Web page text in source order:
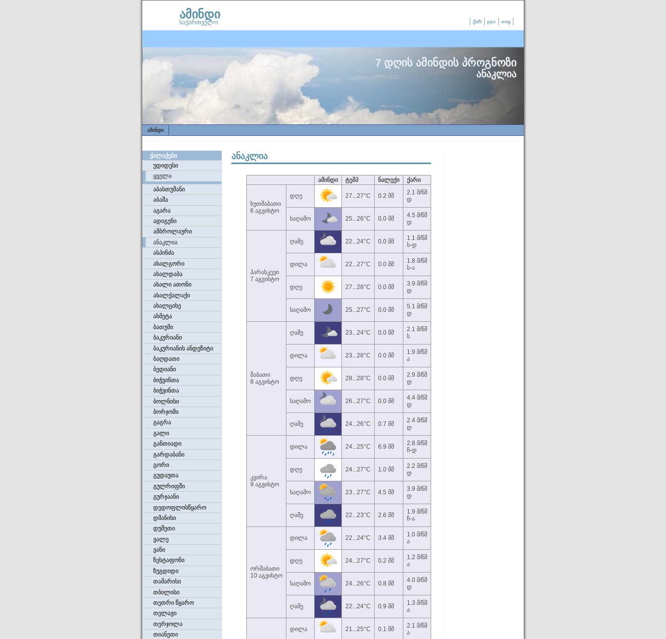
ქარ рус eng
ამინდი
საქართველო
7 დღის ამინდის პროგნოზი
ანაკლია
ᲐᲛᲘᲜᲓᲘ
ᲥᲐᲚᲐᲥᲔᲑᲘ
უდიდესი
ყველა
აბასთუმანი
აბაშა
აგარა
ადიგენი
ამბროლაური
ანაკლია
ასპინძა
ახალგორი
ახალდაბა
ახალი ათონი
ახალქალაქი
ახალციხე
ახმეტა
ბათუმი
ბაკურიანი
ბაკურიანის ანდეზიტი
ბაღდათი
ბედიანი
ბიჭვინთა
ბიჭვინთა
ბოლნისი
ბორჯომი
გაგრა
გალი
განთიადი
გარდაბანი
გორი
გუდაუთა
გულრიფში
გურჯაანი
დედოფლისწყარო
დმანისი
დუშეთი
ვალე
ვანი
ზესტაფონი
ზუგდიდი
თამარისი
თბილისი
თეთრი წყარო
თელავი
თერჯოლა
თიანეთი
ანაკლია
ამინდი ტემპ ნალექი ქარი
ხუთშაბათი
6 აგვისტო
დღე 27...27°C 0.2 მმ
2.1 მ/წმ
დ
საღამო 25...26°C 0.0 მმ
4.5 მ/წმ
დ
პარასკევი
7 აგვისტო
ღამე 22...24°C 0.0 მმ
1.1 მ/წმ
ს-დ
დილა 22...27°C 0.0 მმ
1.8 მ/წმ
ს-ა
დღე 27...28°C 0.0 მმ
3.9 მ/წმ
დ
საღამო 25...27°C 0.0 მმ
5.1 მ/წმ
დ
შაბათი
8 აგვისტო
ღამე 23...24°C 0.0 მმ
2.1 მ/წმ
ს
დილა 23...28°C 0.0 მმ
1.9 მ/წმ
ა
დღე 28...28°C 0.0 მმ
2.9 მ/წმ
დ
საღამო 26...27°C 0.0 მმ
4.4 მ/წმ
დ
ღამე 24...26°C 0.7 მმ
2.4 მ/წმ
დ
კვირა
9 აგვისტო
დილა 24...25°C 6.9 მმ
2.8 მ/წმ
ჩ-დ
დღე 24...27°C 1.0 მმ
2.2 მ/წმ
დ
საღამო 23...27°C 4.5 მმ
3.9 მ/წმ
დ
ღამე 22...23°C 2.6 მმ
1.9 მ/წმ
ჩ-ა
ორშაბათი
10 აგვისტო
დილა 22...24°C 3.4 მმ
1.0 მ/წმ
ა
დღე 24...27°C 0.2 მმ
1.2 მ/წმ
ა
საღამო 24...26°C 0.8 მმ
4.0 მ/წმ
დ
ღამე 22...24°C 0.9 მმ
1.3 მ/წმ
ა
დილა 21...25°C 0.1 მმ
2.1 მ/წმ
ა